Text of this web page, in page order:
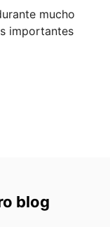
mucho
importantes
blog